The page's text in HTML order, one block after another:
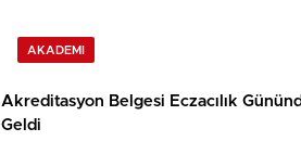
AKADEMI
Akreditasyon Belgesi Eczacılık
Geldi